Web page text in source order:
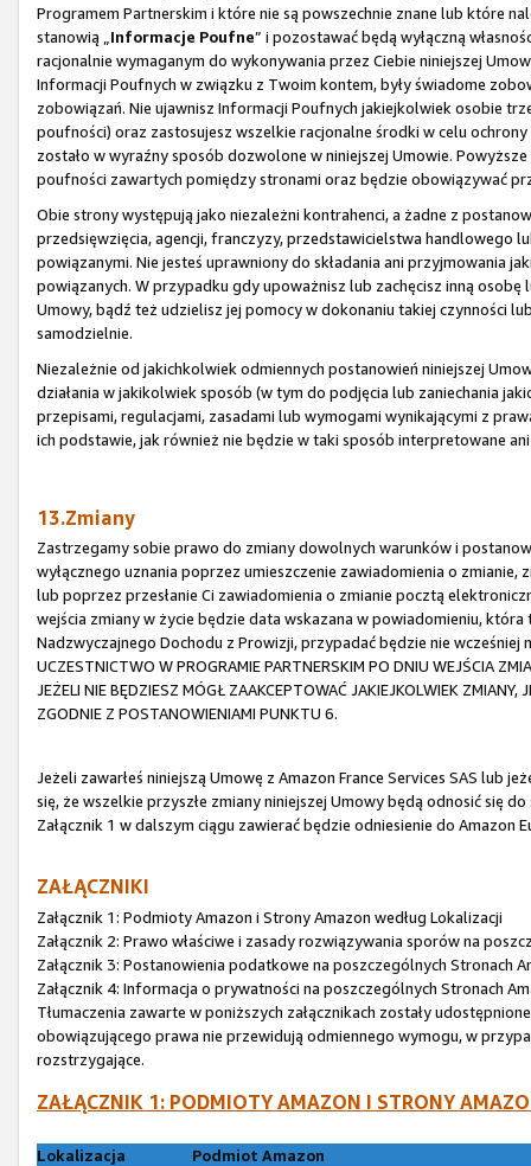
Programem Partnerskim i które nie są powszechnie znane lub które
stanowią „ Informacje Poufne” i pozostawać będą wyłączną
racjonalnie wymaganym do wykonywania przez Ciebie niniejszej
Informacji Poufnych w związku z Twoim kontem, były świadome
zobowiązań. Nie ujawnisz Informacji Poufnych jakiejkolwiek osobie
poufności) oraz zastosujesz wszelkie racjonalne środki w celu
zostało w wyraźny sposób dozwolone w niniejszej Umowie.
poufności zawartych pomiędzy stronami oraz będzie obowiązywać
Obie strony występują jako niezależni kontrahenci, a żadne z
przedsięwzięcia, agencji, franczyzy, przedstawicielstwa handlowego
powiązanymi. Nie jesteś uprawniony do składania ani przyjmowania
powiązanych. W przypadku gdy upoważnisz lub zachęcisz inną
Umowy, bądź też udzielisz jej pomocy w dokonaniu takiej czynności
samodzielnie.
Niezależnie od jakichkolwiek odmiennych postanowień niniejszej
działania w jakikolwiek sposób (w tym do podjęcia lub zaniechania
przepisami, regulacjami, zasadami lub wymogami wynikającymi z
ich podstawie, jak również nie będzie w taki sposób interpretowane
13.Zmiany
Zastrzegamy sobie prawo do zmiany dowolnych warunków i
wyłącznego uznania poprzez umieszczenie zawiadomienia o
lub poprzez przesłanie Ci zawiadomienia o zmianie pocztą
wejścia zmiany w życie będzie data wskazana w powiadomieniu,
Nadzwyczajnego Dochodu z Prowizji, przypadać będzie nie
UCZESTNICTWO W PROGRAMIE PARTNERSKIM PO DNIU WEJŚCIA
JEŻELI NIE BĘDZIESZ MÓGŁ ZAAKCEPTOWAĆ JAKIEJKOLWIEK
ZGODNIE Z POSTANOWIENIAMI PUNKTU 6.
Jeżeli zawarłeś niniejszą Umowę z Amazon France Services SAS lub
się, że wszelkie przyszłe zmiany niniejszej Umowy będą odnosić się
Załącznik 1 w dalszym ciągu zawierać będzie odniesienie do Amazon
ZAŁĄCZNIKI
Załącznik 1: Podmioty Amazon i Strony Amazon według Lokalizacji
Załącznik 2: Prawo właściwe i zasady rozwiązywania sporów na
Załącznik 3: Postanowienia podatkowe na poszczególnych Stronach
Załącznik 4: Informacja o prywatności na poszczególnych Stronach
Tłumaczenia zawarte w poniższych załącznikach zostały
obowiązującego prawa nie przewidują odmiennego wymogu, w
rozstrzygające.
ZAŁĄCZNIK 1: PODMIOTY AMAZON I STRONY
Lokalizacja
Podmiot Amazon